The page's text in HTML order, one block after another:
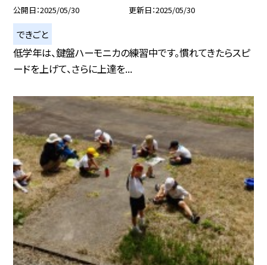
公開日 2025/05/30 更新日 2025/05/30
できごと
低学年は、鍵盤ハーモニカの練習中です。慣れてきたらスピ
ードを上げて、さらに上達を...